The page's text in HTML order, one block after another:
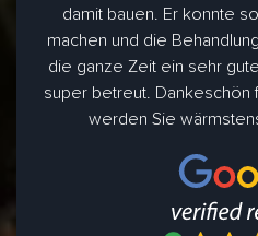
damit bauen. Er konnte
machen und die
die ganze Zeit ein sehr
super betreut. Dankeschön
werden Sie